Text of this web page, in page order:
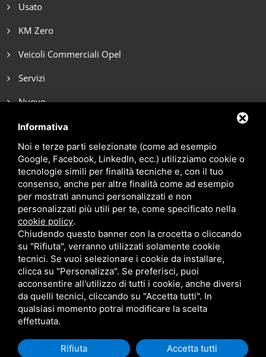
Usato
KM Zero
Veicoli Commerciali Opel
Servizi
Nuovo
Noleggio breve termine
Noleggio lungo termine
Blog
Contatti
Google reCAPTCHA v3,
Privacy Policy Terms Of Servicedi Google.
Informativa
Noi e terze parti selezionate (come ad esempio
Google, Facebook, LinkedIn, ecc.) utilizziamo cookie o
tecnologie simili per finalità tecniche e, con il tuo
consenso, anche per altre finalità come ad esempio
per mostrati annunci personalizzati e non
personalizzati più utili per te, come specificato nella
cookie policy.
Chiudendo questo banner con la crocetta o cliccando
su "Rifiuta", verranno utilizzati solamente cookie
tecnici. Se vuoi selezionare i cookie da installare,
clicca su "Personalizza". Se preferisci, puoi
acconsentire all'utilizzo di tutti i cookie, anche diversi
da quelli tecnici, cliccando su "Accetta tutti". In
qualsiasi momento potrai modificare la scelta
effettuata.
Rifiuta Accetta tutti